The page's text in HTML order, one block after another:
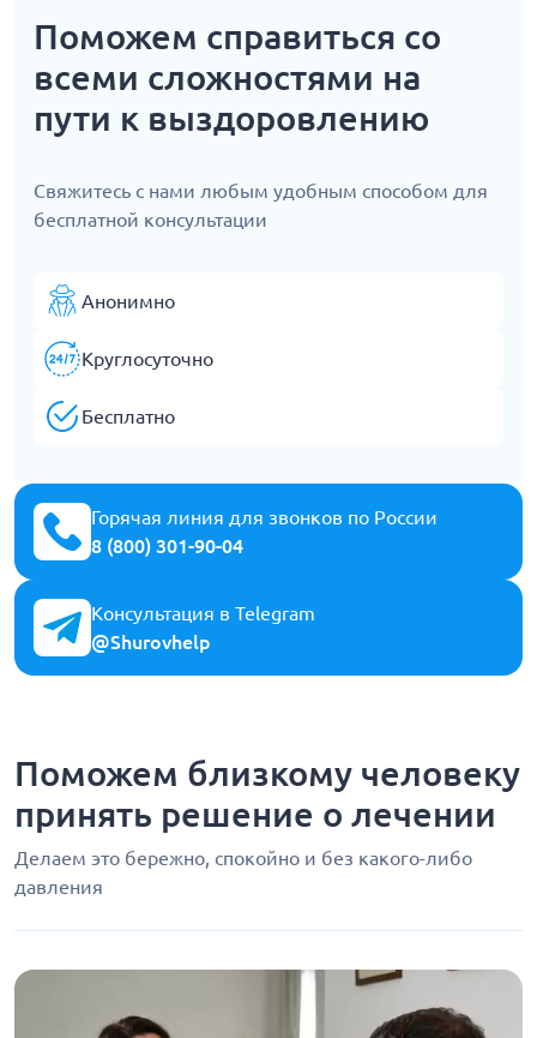
Поможем справиться со
всеми сложностями на
пути к выздоровлению
Свяжитесь с нами любым удобным способом для
бесплатной консультации
Анонимно
Круглосуточно
Бесплатно
Горячая линия для звонков по России
8 (800) 301-90-04
Консультация в Telegram
@Shurovhelp
Поможем близкому человеку
принять решение о лечении
Делаем это бережно, спокойно и без какого-либо
давления